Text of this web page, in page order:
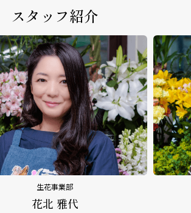
スタッフ紹介
生花事業部
花北 雅代